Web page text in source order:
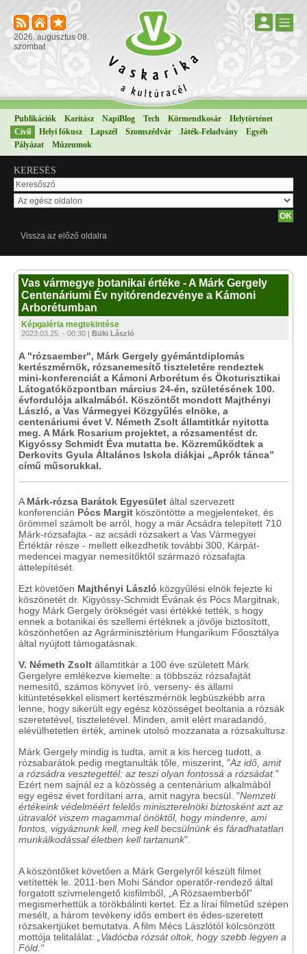
2026. augusztus 08.
szombat
Publikációk Karitász NapiBlog Tech Körmendkosár
Helytörténet
Civil
Helyi fókusz Lapszél Szomszédvár Játék-Feladvány
Egyéb
Pályázat
Múzeumok
KERESÉS
Vissza az előző oldalra
Vas vármegye botanikai értéke - A Márk Gergely
Centenáriumi Év nyitórendezvénye a Kámoni
Arborétumban
Képgaléria megtekintése
2023.03.25. - 00:30 | Büki László
A "rózsaember", Márk Gergely gyémántdiplomás
kertészmérnök, rózsanemesítő tiszteletére rendeztek
mini-konferenciát a Kámoni Arborétum és Ökoturisztikai
Látogatóközpontban március 24-én, születésének 100.
évfordulója alkalmából. Köszöntőt mondott Majthényi
László, a Vas Vármegyei Közgyűlés elnöke, a
centenáriumi évet V. Németh Zsolt államtitkár nyitotta
meg. A Márk Rosarium projektet, a rózsamentést dr.
Kigyóssy Schmidt Éva mutatta be. Közreműködtek a
Derkovits Gyula Általános Iskola diákjai „Aprók tánca”
című műsorukkal.
A Márk-rózsa Barátok Egyesület által szervezett
konferencián Pócs Margit köszöntötte a megjelenteket, és
örömmel számolt be arról, hogy a már Acsádra telepített 710
Márk-rózsafajta - az acsádi rózsakert a Vas Vármegyei
Értéktár része - mellett elkezdhetik további 300, Kárpát-
medencei magyar nemesítőktől származó rózsafajta
áttelepítését.
Ezt követően Majthényi László közgyűlési elnök fejezte ki
köszönetét dr. Kigyóssy-Schmidt Évának és Pócs Margitnak,
hogy Márk Gergely örökségét vasi értékké tették, s hogy
ennek a botanikai és szellemi értéknek a jövője biztosított,
köszönhetően az Agrárminisztérium Hungarikum Főosztálya
által nyújtott támogatásnak.
V. Németh Zsolt államtitkár a 100 éve született Márk
Gergelyre emlékezve kiemelte: a többszáz rózsafajtát
nemesítő, számos könyvet író, verseny- és állami
kitüntetésekkel elismert kertészmérnök legbüszkébb arra
lenne, hogy sikerült egy egész közösséget beoltania a rózsák
szeretetével, tiszteletével. Minden, amit elért maradandó,
elévülhetetlen érték, aminek utolsó mozzanata a rózsakultusz.
Márk Gergely mindig is tudta, amit a kis herceg tudott, a
rózsabarátok pedig megtanulták tőle, miszerint, "Az idő, amit
a rózsádra vesztegettél: az teszi olyan fontossá a rózsádat."
Ezért nem sajnál ez a közösség a centenárium alkalmából
egy egész évet fordítani arra, amit nagyra becsül. "Nemzeti
értékeink védelméért felelős miniszterelnöki biztosként azt az
útravalót viszem magammal önöktől, hogy mindenre, ami
fontos, vigyáznunk kell, meg kell becsülnünk és fáradhatatlan
munkálkodással életben kell tartanunk".
A köszöntőket követően a Márk Gergelyről készült filmet
vetítették le. 2011-ben Mohi Sándor operatőr-rendező által
forgatott szívmelengető kisfilmből, „A Rózsaemberből"
megismerhettük a törökbálinti kertet. Ez a lírai filmetűd szépen
mesélt, a három tevékeny idős embert és édes-szeretett
rózsakertjüket bemutatva. A film Mécs Lászlótól kölcsönzött
mottója telitalálat:
„Vadócba rózsát oltok, hogy szebb legyen a
Föld."